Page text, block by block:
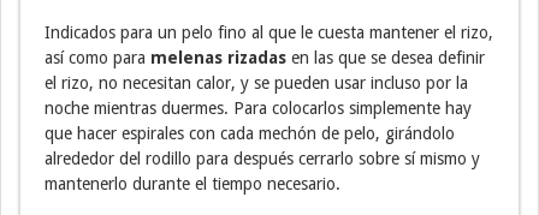
Indicados para un pelo fino al que le cuesta mantener el rizo,
así como para melenas rizadas en las que se desea definir
el rizo, no necesitan calor, y se pueden usar incluso por la
noche mientras duermes. Para colocarlos simplemente hay
que hacer espirales con cada mechón de pelo, girándolo
alrededor del rodillo para después cerrarlo sobre sí mismo y
mantenerlo durante el tiempo necesario.